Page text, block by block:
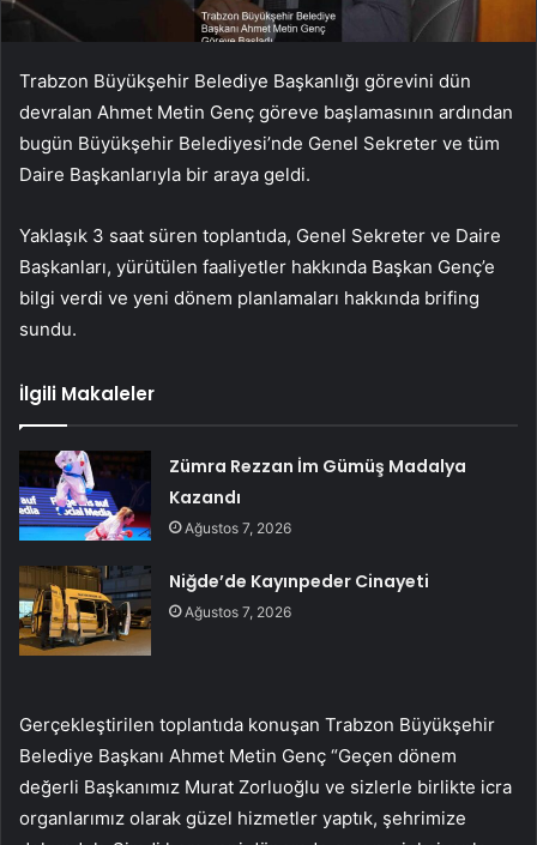
Trabzon Büyükşehir Belediye Başkanlığı görevini dün
devralan Ahmet Metin Genç göreve başlamasının ardından
bugün Büyükşehir Belediyesi’nde Genel Sekreter ve tüm
Daire Başkanlarıyla bir araya geldi.
Yaklaşık 3 saat süren toplantıda, Genel Sekreter ve Daire
Başkanları, yürütülen faaliyetler hakkında Başkan Genç’e
bilgi verdi ve yeni dönem planlamaları hakkında brifing
sundu.
İlgili Makaleler
Zümra Rezzan İm Gümüş Madalya
Kazandı
Ağustos 7, 2026
Niğde’de Kayınpeder Cinayeti
Ağustos 7, 2026
Gerçekleştirilen toplantıda konuşan Trabzon Büyükşehir
Belediye Başkanı Ahmet Metin Genç “Geçen dönem
değerli Başkanımız Murat Zorluoğlu ve sizlerle birlikte icra
organlarımız olarak güzel hizmetler yaptık, şehrimize